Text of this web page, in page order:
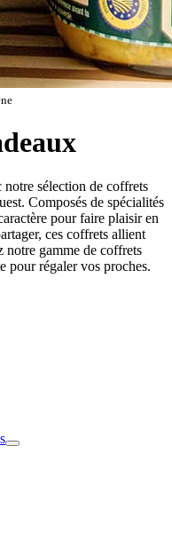
sélection de coffrets
Composés de spécialités
pour faire plaisir en
ces coffrets allient
notre gamme de coffrets
pour régaler vos proches.